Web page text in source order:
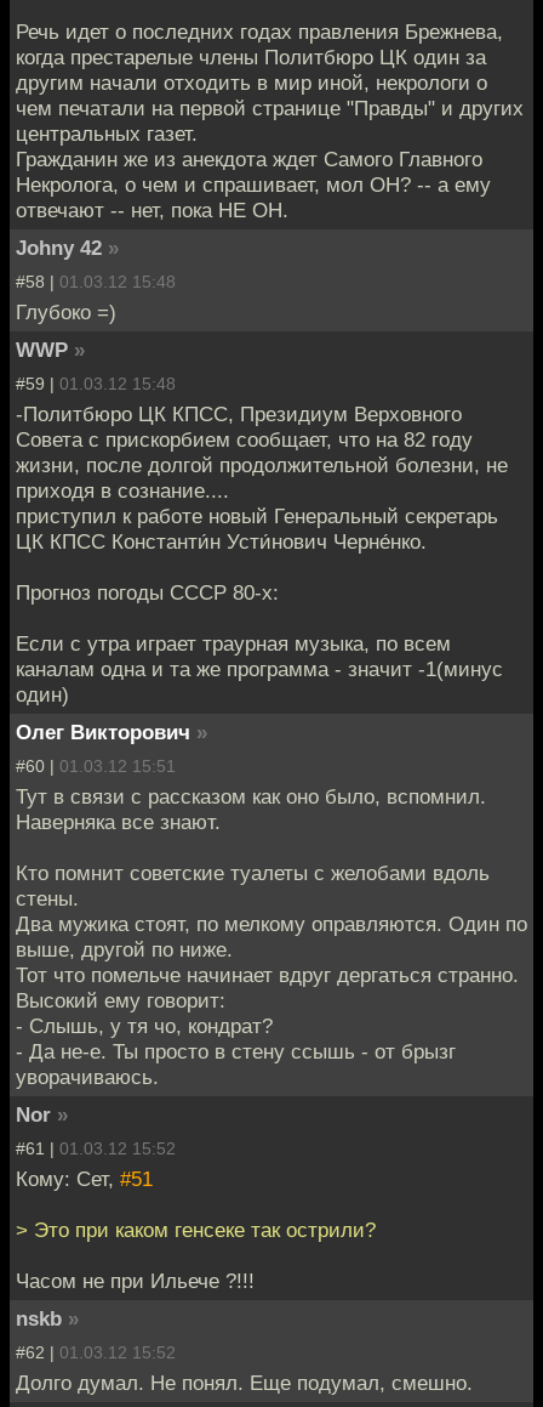
Речь идет о последних годах правления Брежнева,
когда престарелые члены Политбюро ЦК один за
другим начали отходить в мир иной, некрологи о
чем печатали на первой странице "Правды" и других
центральных газет.
Гражданин же из анекдота ждет Самого Главного
Некролога, о чем и спрашивает, мол ОН? -- а ему
отвечают -- нет, пока НЕ ОН.
Johny 42 »
#58 | 01.03.12 15:48
Глубоко =)
WWP »
#59 | 01.03.12 15:48
-Политбюро ЦК КПСС, Президиум Верховного
Совета с прискорбием сообщает, что на 82 году
жизни, после долгой продолжительной болезни, не
приходя в сознание....
приступил к работе новый Генеральный секретарь
ЦК КПСС Константи́н Усти́нович Черне́нко.
Прогноз погоды СССР 80-х:
Если с утра играет траурная музыка, по всем
каналам одна и та же программа - значит -1(минус
один)
Олег Викторович »
#60 | 01.03.12 15:51
Тут в связи с рассказом как оно было, вспомнил.
Наверняка все знают.
Кто помнит советские туалеты с желобами вдоль
стены.
Два мужика стоят, по мелкому оправляются. Один по
выше, другой по ниже.
Тот что помельче начинает вдруг дергаться странно.
Высокий ему говорит:
- Слышь, у тя чо, кондрат?
- Да не-е. Ты просто в стену ссышь - от брызг
уворачиваюсь.
Nor »
#61 | 01.03.12 15:52
Кому: Сет, #51
> Это при каком генсеке так острили?
Часом не при Ильече ?!!!
nskb »
#62 | 01.03.12 15:52
Долго думал. Не понял. Еще подумал, смешно.